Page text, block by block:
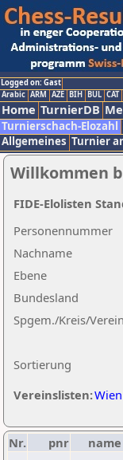
Logged on: Gast
Arabic ARM AZE BIH BUL CAT
Home TurnierDB
Turnierschach-Elozahl
Allgemeines Turnier
Willkommen
Nachname
Ebene
Sortierung
Personennummer
Bundesland
Spgem./Kreis/Verein
Vereinslisten:Wien
FIDE-Elolisten
Nr. pnr name